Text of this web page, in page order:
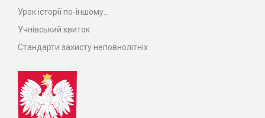
Урок історії по-іншому...
Учнівський квиток
Стандарти захисту неповнолітніх